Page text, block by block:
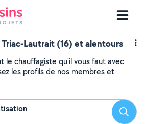
Lautrait (16) et alentours
le chauffagiste qu'il vous faut avec
les profils de nos membres et